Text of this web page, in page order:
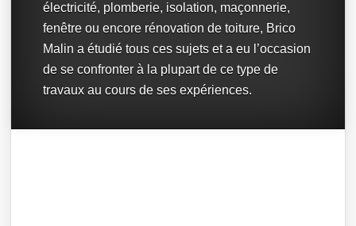
électricité, plomberie, isolation, maçonnerie,
fenêtre ou encore rénovation de toiture, Brico
Malin a étudié tous ces sujets et a eu l’occasion
de se confronter à la plupart de ce type de
travaux au cours de ses expériences.